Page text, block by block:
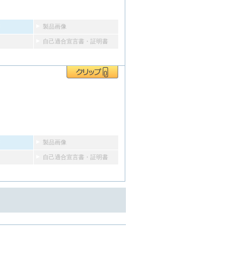
製品画像
自己適合宣言書・証明書
製品画像
自己適合宣言書・証明書